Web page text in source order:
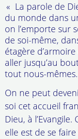
« La parole de
du monde dans
on l’emporte sur
de soi-même,
étagère
aller jusqu’au
tout nous-mêmes.
On ne peut
soi cet accueil
Dieu, à
elle est de se